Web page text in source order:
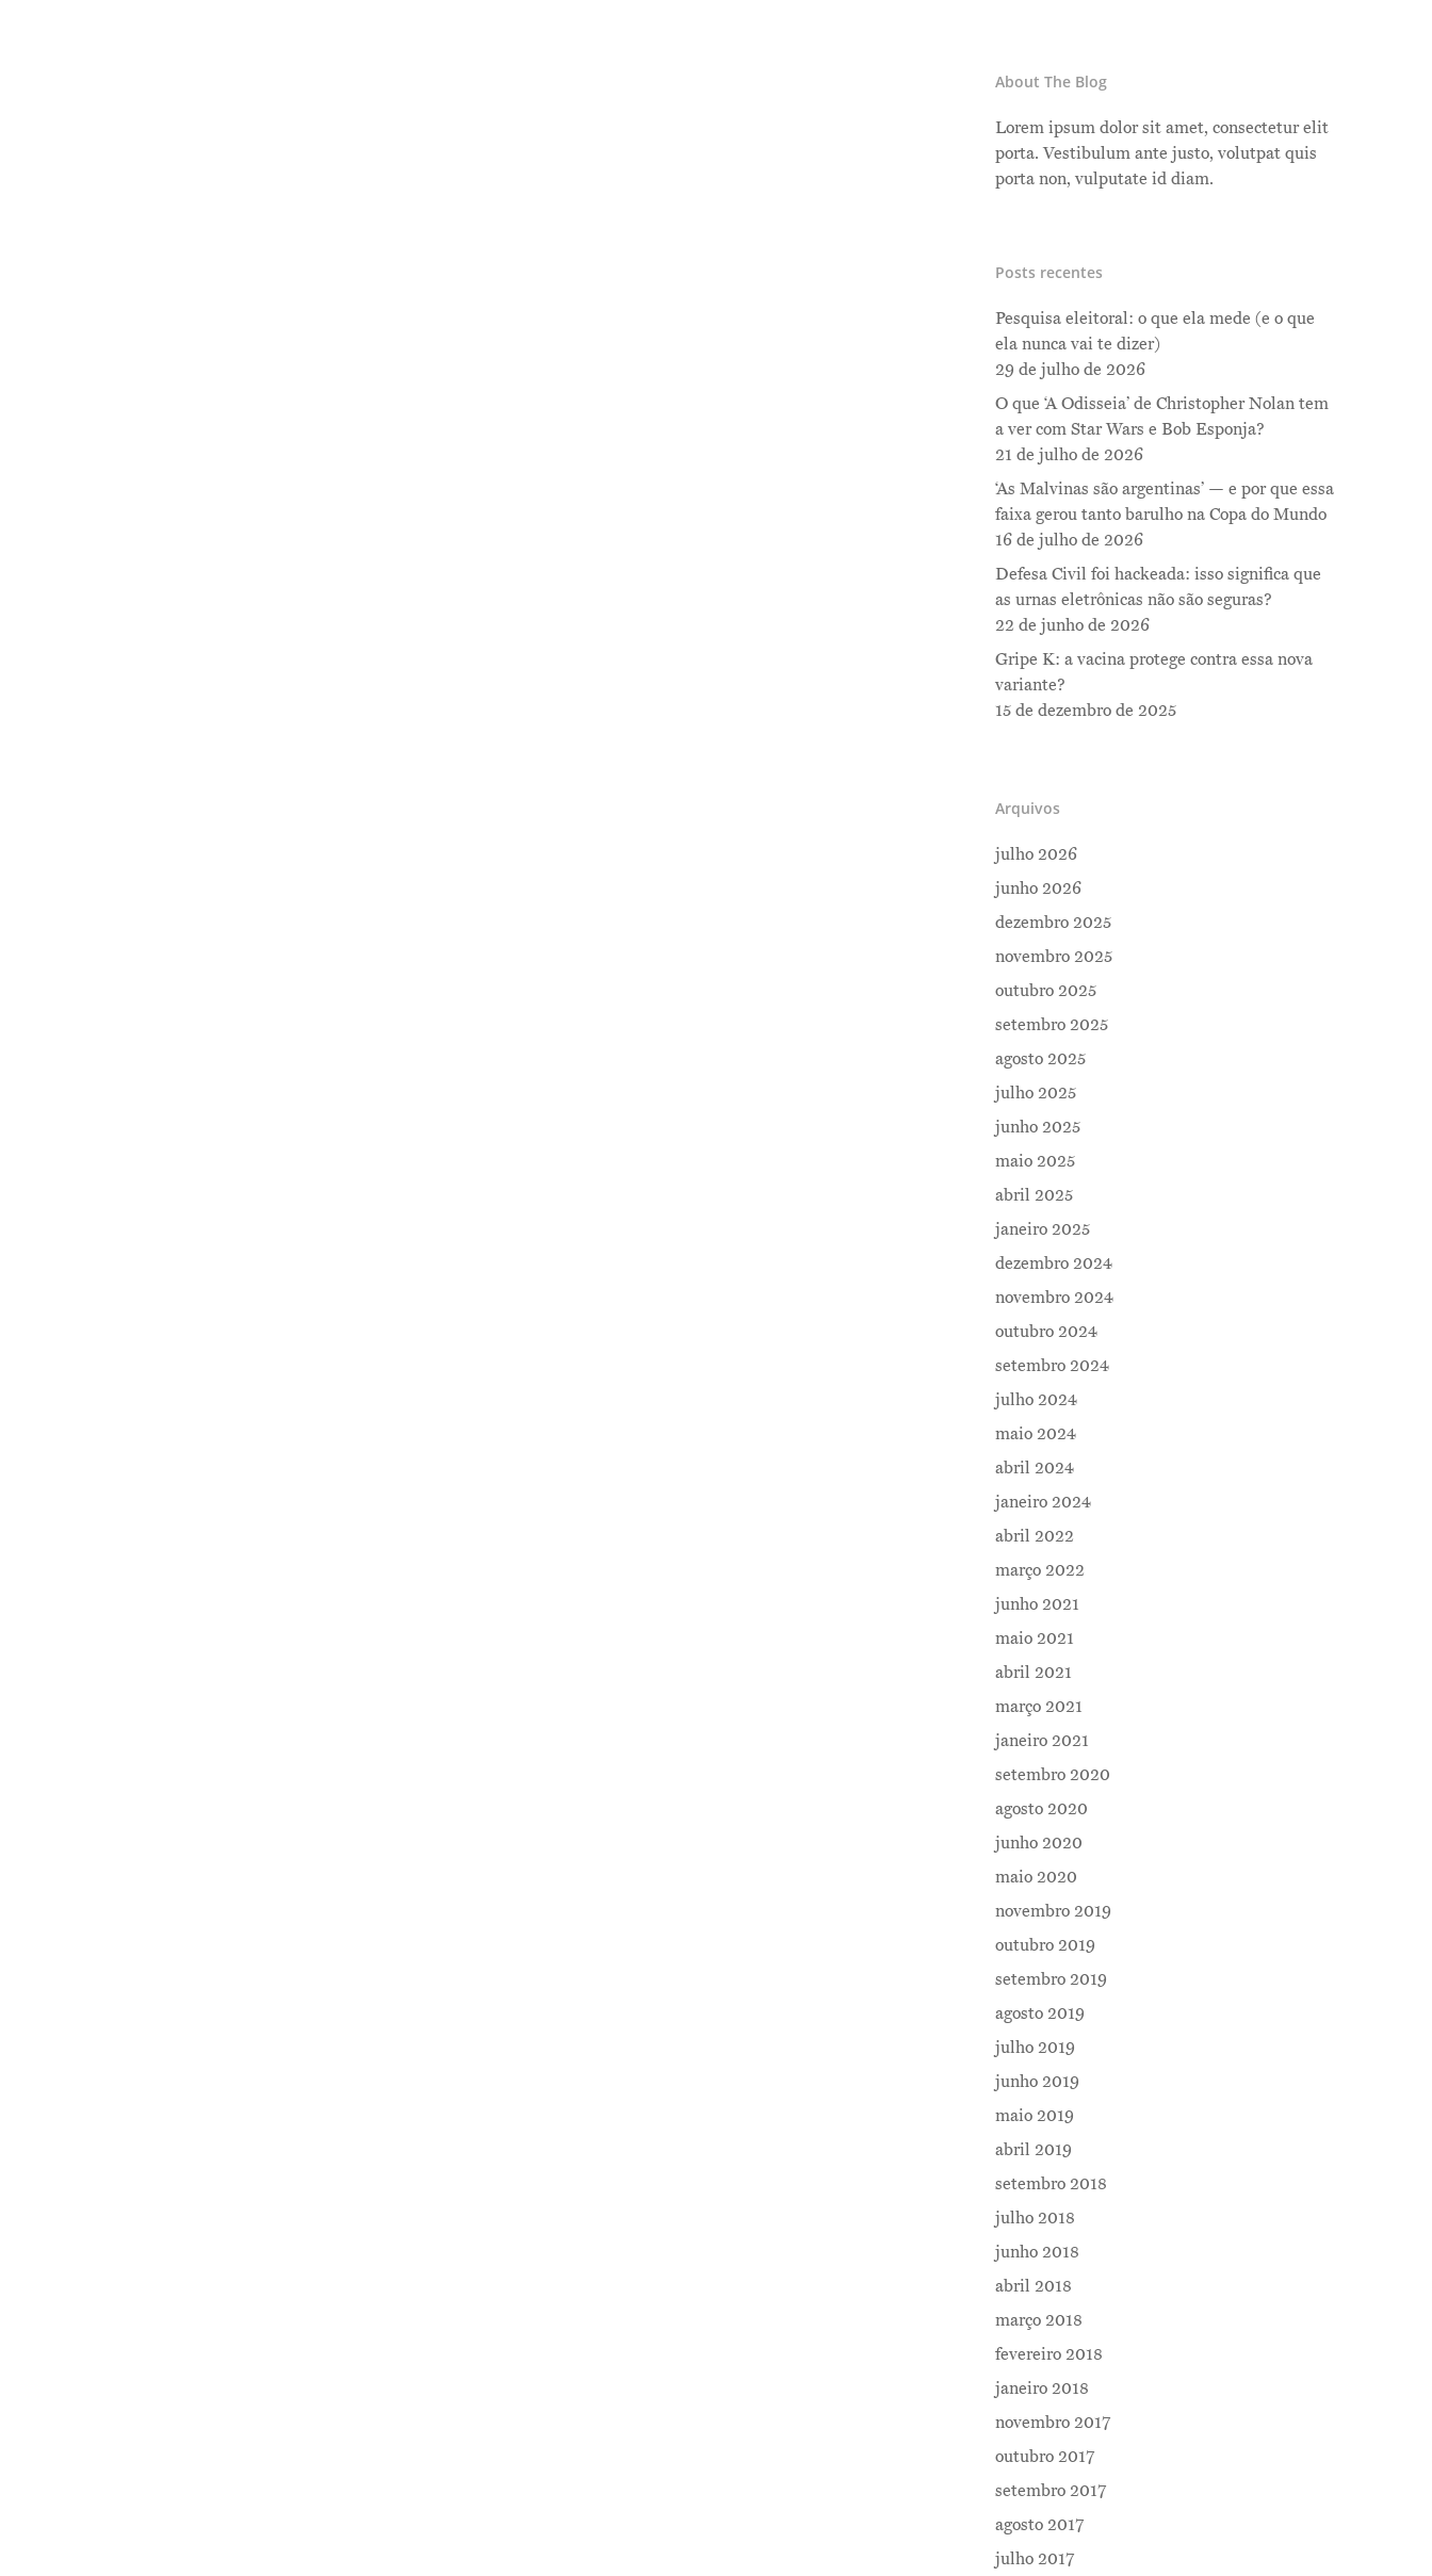
About The Blog
Lorem ipsum dolor sit amet, consectetur elit
porta. Vestibulum ante justo, volutpat quis
porta non, vulputate id diam.
Posts recentes
Pesquisa eleitoral: o que ela mede (e o que
ela nunca vai te dizer)
29 de julho de 2026
O que ‘A Odisseia’ de Christopher Nolan tem
a ver com Star Wars e Bob Esponja?
21 de julho de 2026
‘As Malvinas são argentinas’ — e por que essa
faixa gerou tanto barulho na Copa do Mundo
16 de julho de 2026
Defesa Civil foi hackeada: isso significa que
as urnas eletrônicas não são seguras?
22 de junho de 2026
Gripe K: a vacina protege contra essa nova
variante?
15 de dezembro de 2025
Arquivos
julho 2026
junho 2026
dezembro 2025
novembro 2025
outubro 2025
setembro 2025
agosto 2025
julho 2025
junho 2025
maio 2025
abril 2025
janeiro 2025
dezembro 2024
novembro 2024
outubro 2024
setembro 2024
julho 2024
maio 2024
abril 2024
janeiro 2024
abril 2022
março 2022
junho 2021
maio 2021
abril 2021
março 2021
janeiro 2021
setembro 2020
agosto 2020
junho 2020
maio 2020
novembro 2019
outubro 2019
setembro 2019
agosto 2019
julho 2019
junho 2019
maio 2019
abril 2019
setembro 2018
julho 2018
junho 2018
abril 2018
março 2018
fevereiro 2018
janeiro 2018
novembro 2017
outubro 2017
setembro 2017
agosto 2017
julho 2017